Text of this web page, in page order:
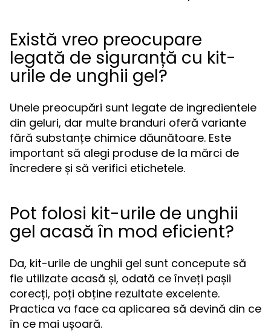
Există vreo preocupare
legată de siguranță cu kit-
urile de unghii gel?
Unele preocupări sunt legate de ingredientele
din geluri, dar multe branduri oferă variante
fără substanțe chimice dăunătoare. Este
important să alegi produse de la mărci de
încredere și să verifici etichetele.
Pot folosi kit-urile de unghii
gel acasă în mod eficient?
Da, kit-urile de unghii gel sunt concepute să
fie utilizate acasă și, odată ce înveți pașii
corecți, poți obține rezultate excelente.
Practica va face ca aplicarea să devină din ce
în ce mai ușoară.